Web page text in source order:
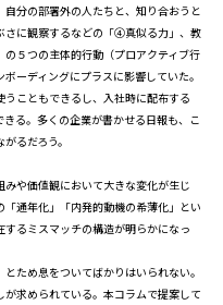
分の部署外の人たちと、知り合おうと
に観察するなどの「④真似る力」、教
５つの主体的行動（プロアクティブ行
ーディングにプラスに影響していた。
こともできるし、入社時に配布する
る。多くの企業が書かせる日報も、こ
るだろう。
や価値観において大きな変化が生じ
「通年化」「内発的動機の希薄化」とい
るミスマッチの構造が明らかになっ
ため息をついてばかりはいられない。
求められている。本コラムで提案して